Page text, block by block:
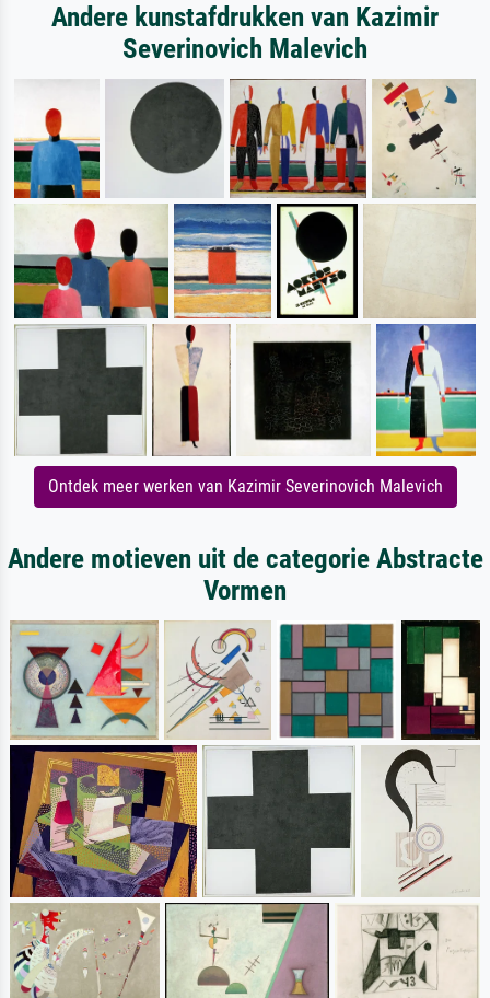
Andere kunstafdrukken van Kazimir
Severinovich Malevich
Ontdek meer werken van Kazimir Severinovich Malevich
Andere motieven uit de categorie Abstracte
Vormen